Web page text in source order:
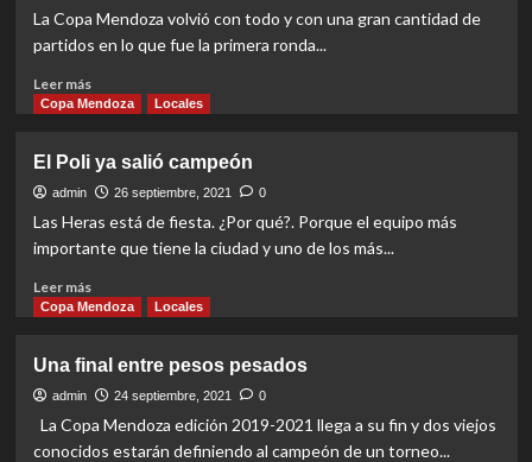
pura
Copa
Mendoza
La Copa Mendoza volvió con todo y con una gran cantidad de
partidos en lo que fue la primera ronda...
Leer másRead
more
continúa
la
Copa
Copa Mendoza Locales
El Poli ya salió campeón
admin 26 septiembre, 2021 0
Las Heras está de fiesta. ¿Por qué?. Porque el equipo más
importante que tiene la ciudad y uno de los más...
Leer másRead
more
Poli
ya
salió
campeón
Copa Mendoza Locales
Una final entre pesos pesados
admin 24 septiembre, 2021 0
La Copa Mendoza edición 2019-2021 llega a su fin y dos viejos
conocidos estarán definiendo al campeón de un torneo...